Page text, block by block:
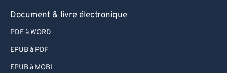
Document & livre électronique
PDF à WORD
EPUB à PDF
EPUB à MOBI